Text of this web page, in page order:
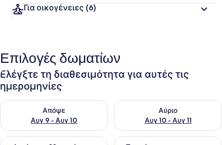
Για οικογένειες (6)
Επιλογές δωματίων
Ελέγξτε τη διαθεσιμότητα για αυτές τις
ημερομηνίες
Απόψε
Αυγ 9 - Αυγ 10
Έλεγχος διαθεσιμότητας για απόψε Αυγ 9 - Αυγ 10
Αύριο
Αυγ 10 - Αυγ 11
Έλεγχος διαθεσιμότητας
Έλεγχος διαθεσιμότητας για αυτό το σαββατοκύριακο Αυγ
Έλεγχος διαθεσιμότητας